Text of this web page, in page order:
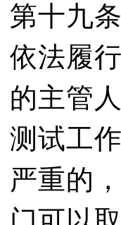
第十九
依法履
的主管
测试工
严重的